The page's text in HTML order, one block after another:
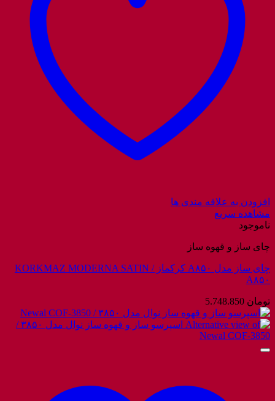
افزودن به علاقه مندی ها
مشاهده سریع
ناموجود
چای ساز و قهوه ساز
چای ساز مدل A۸۵۰ کرکماز / KORKMAZ MODERNA SATIN
A۸۵۰
تومان